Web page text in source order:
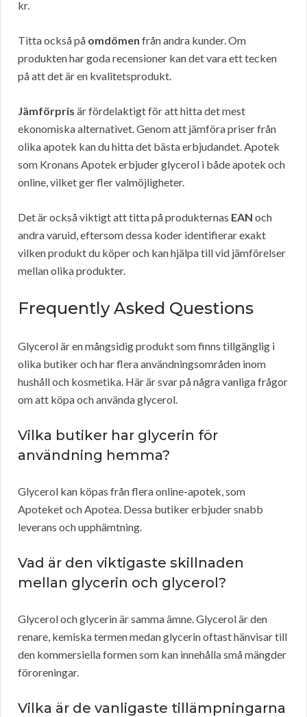
kr.
Titta också på omdömen från andra kunder. Om
produkten har goda recensioner kan det vara ett tecken
på att det är en kvalitetsprodukt.
Jämförpris är fördelaktigt för att hitta det mest
ekonomiska alternativet. Genom att jämföra priser från
olika apotek kan du hitta det bästa erbjudandet. Apotek
som Kronans Apotek erbjuder glycerol i både apotek och
online, vilket ger fler valmöjligheter.
Det är också viktigt att titta på produkternas EAN och
andra varuid, eftersom dessa koder identifierar exakt
vilken produkt du köper och kan hjälpa till vid jämförelser
mellan olika produkter.
Frequently Asked Questions
Glycerol är en mångsidig produkt som finns tillgänglig i
olika butiker och har flera användningsområden inom
hushåll och kosmetika. Här är svar på några vanliga frågor
om att köpa och använda glycerol.
Vilka butiker har glycerin för
användning hemma?
Glycerol kan köpas från flera online-apotek, som
Apoteket och Apotea. Dessa butiker erbjuder snabb
leverans och upphämtning.
Vad är den viktigaste skillnaden
mellan glycerin och glycerol?
Glycerol och glycerin är samma ämne. Glycerol är den
renare, kemiska termen medan glycerin oftast hänvisar till
den kommersiella formen som kan innehålla små mängder
föroreningar.
Vilka är de vanligaste tillämpningarna